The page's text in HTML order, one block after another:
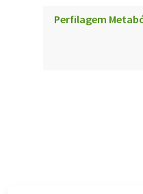
Perfilagem